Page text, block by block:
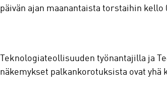
päivän ajan maanantaista torstaihin kello
Teknologiateollisuuden työnantajilla ja
näkemykset palkankorotuksista ovat yhä